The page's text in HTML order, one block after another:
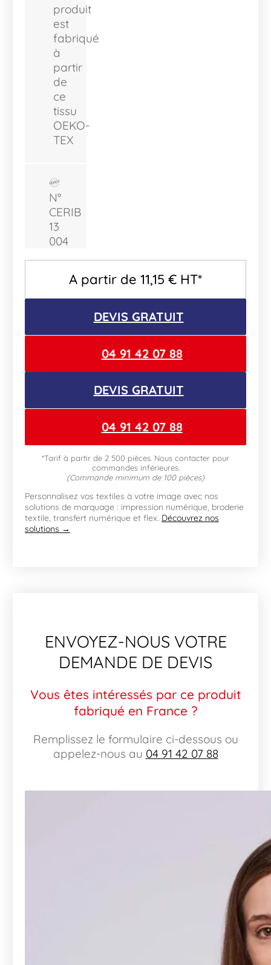
produit
est
fabriqué
à
partir
de
ce
tissu
OEKO-
TEX
N°
CERIB
13
004
A partir de 11,15 € HT*
DEVIS GRATUIT
04 91 42 07 88
DEVIS GRATUIT
04 91 42 07 88
*Tarif à partir de 2 500 pièces. Nous contacter pour
commandes inférieures.
(Commande minimum de 100 pièces)
Personnalisez vos textiles à votre image avec nos
solutions de marquage : impression numérique, broderie
textile, transfert numérique et flex. Découvrez nos
solutions →
ENVOYEZ-NOUS VOTRE
DEMANDE DE DEVIS
Vous êtes intéressés par ce produit
fabriqué en France ?
Remplissez le formulaire ci-dessous ou
appelez-nous au 04 91 42 07 88